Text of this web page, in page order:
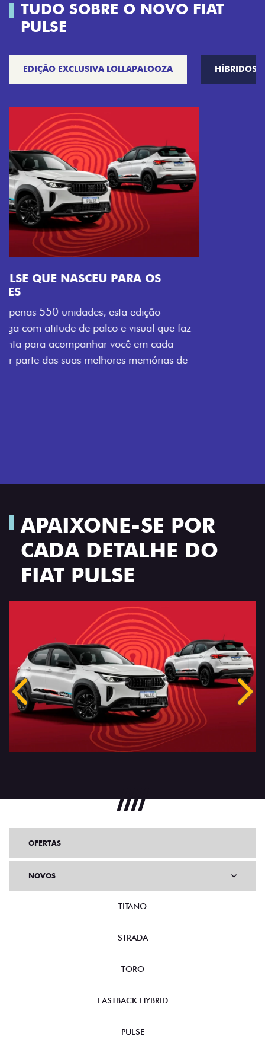
TUDO SOBRE O NOVO FIAT
PULSE
EDIÇÃO EXCLUSIVA LOLLAPALOOZA HÍBRIDOS
VISUAL COM ENERGIA LOLLABR
Se liga no que compõe a identidade exclusiva do
festival: série numerada, adesivo lateral LollaBR e a
soleira temática que reforçam a exclusividade,
enquanto os detalhes escurecidos, o teto bicolor e as
rodas de liga-leve aro 16” em preto brilhante
Previous
Next
Próximo
APAIXONE-SE POR
CADA DETALHE DO
FIAT PULSE
Anterior
OFERTAS
NOVOS
TITANO
STRADA
TORO
FASTBACK HYBRID
PULSE